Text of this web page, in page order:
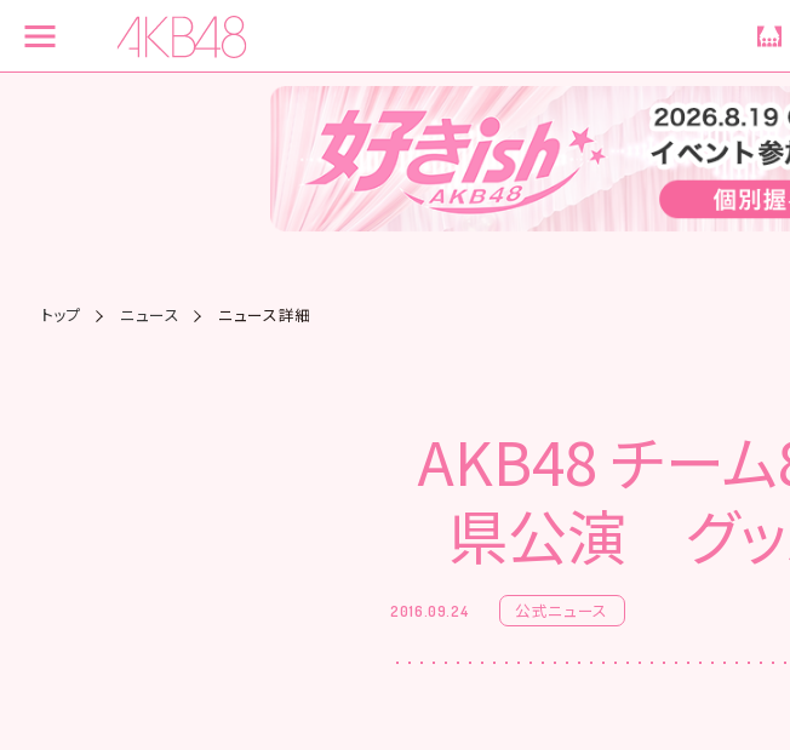
トップ ニュース ニュース詳細
AKB48 チー
県公演 グッ
2016.09.24 公式ニュース